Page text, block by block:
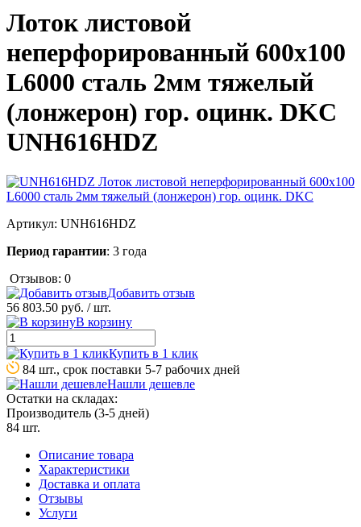
Лоток листовой
неперфорированный 600х100
L6000 сталь 2мм тяжелый
(лонжерон) гор. оцинк. DKC
UNH616HDZ
Артикул: UNH616HDZ
Период гарантии: 3 года
Отзывов: 0
Добавить отзыв
56 803.50 руб. / шт.
В корзину
Купить в 1 клик
84 шт., срок поставки 5-7 рабочих дней
Нашли дешевле
Остатки на складах:
Производитель (3-5 дней)
84 шт.
Описание товара
Характеристики
Доставка и оплата
Отзывы
Услуги